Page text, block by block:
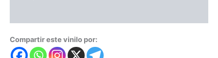
Compartir este vinilo por: